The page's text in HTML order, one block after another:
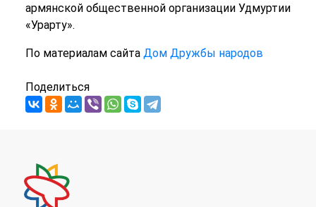
армянской общественной организации Удмуртии
«Урарту».
По материалам сайта Дом Дружбы народов
Поделиться